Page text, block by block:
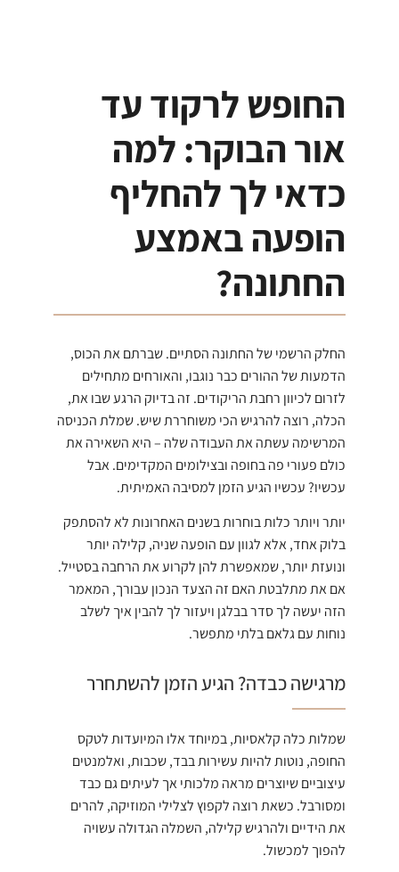
החופש לרקוד עד
אור הבוקר: למה
כדאי לך להחליף
הופעה באמצע
החתונה?
החלק הרשמי של החתונה הסתיים. שברתם את הכוס,
הדמעות של ההורים כבר נוגבו, והאורחים מתחילים
לזרום לכיוון רחבת הריקודים. זה בדיוק הרגע שבו את,
הכלה, רוצה להרגיש הכי משוחררת שיש. שמלת הכניסה
המרשימה עשתה את העבודה שלה – היא השאירה את
כולם פעורי פה בחופה ובצילומים המקדימים. אבל
עכשיו? עכשיו הגיע הזמן למסיבה האמיתית.
יותר ויותר כלות בוחרות בשנים האחרונות לא להסתפק
בלוק אחד, אלא לגוון עם הופעה שניה, קלילה יותר
ונועזת יותר, שמאפשרת להן לקרוע את הרחבה בסטייל.
אם את מתלבטת האם זה הצעד הנכון עבורך, המאמר
הזה יעשה לך סדר בבלגן ויעזור לך להבין איך לשלב
נוחות עם גלאם בלתי מתפשר.
מרגישה כבדה? הגיע הזמן להשתחרר
שמלות כלה קלאסיות, במיוחד אלו המיועדות לטקס
החופה, נוטות להיות עשירות בבד, שכבות, ואלמנטים
עיצוביים שיוצרים מראה מלכותי אך לעיתים גם כבד
ומסורבל. כשאת רוצה לקפוץ לצלילי המוזיקה, להרים
את הידיים ולהרגיש קלילה, השמלה הגדולה עשויה
להפוך למכשול.